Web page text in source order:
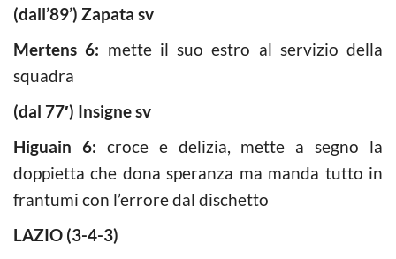
(dall’89’) Zapata sv
Mertens 6: mette il suo estro al servizio della
squadra
(dal 77′) Insigne sv
Higuain 6: croce e delizia, mette a segno la
doppietta che dona speranza ma manda tutto in
frantumi con l’errore dal dischetto
LAZIO (3-4-3)